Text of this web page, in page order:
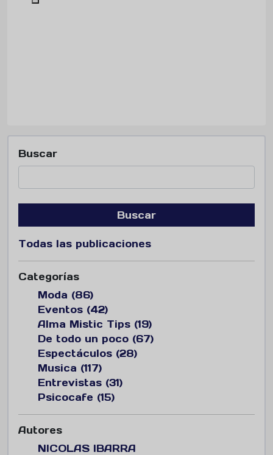
Buscar
Buscar
Todas las publicaciones
Categorías
Moda (86)
Eventos (42)
Alma Mistic Tips (19)
De todo un poco (67)
Espectáculos (28)
Musica (117)
Entrevistas (31)
Psicocafe (15)
Autores
NICOLAS IBARRA